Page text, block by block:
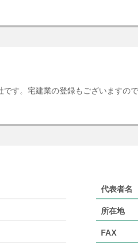
す。宅建業の登録もございますの
代表者名
所在地
FAX